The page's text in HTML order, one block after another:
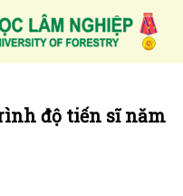
độ tiến sĩ năm